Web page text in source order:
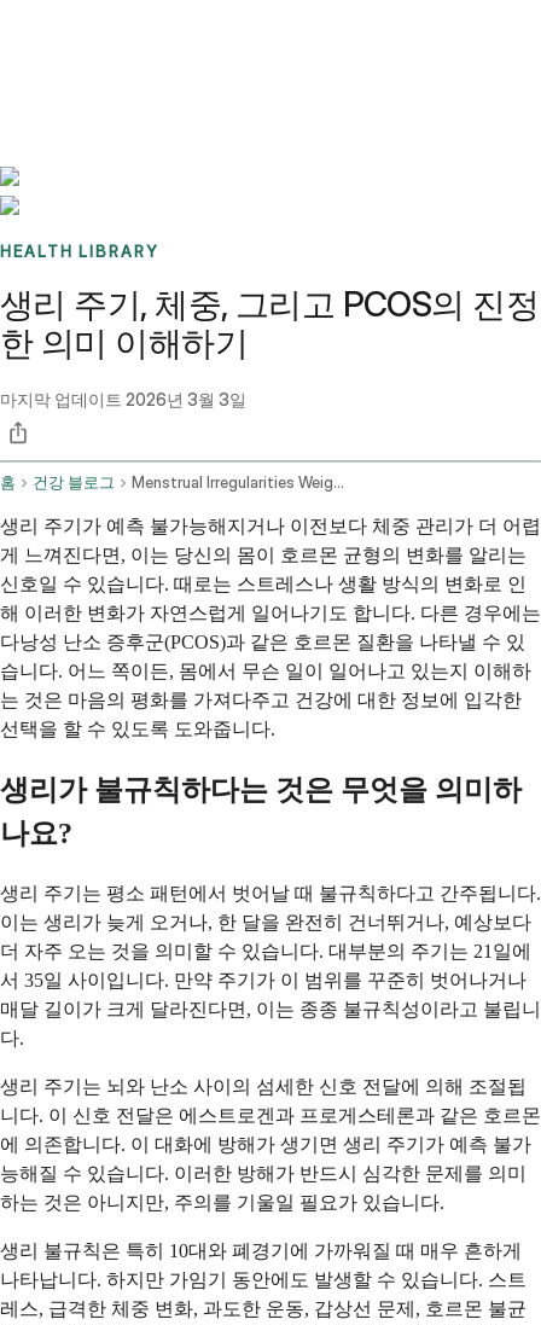
HEALTH LIBRARY
생리 주기, 체중, 그리고 PCOS의 진정
한 의미 이해하기
마지막 업데이트 2026년 3월 3일
홈 건강 블로그 Menstrual Irregularities Weight Concerns And Pcos Symptoms
생리 주기가 예측 불가능해지거나 이전보다 체중 관리가 더 어렵
게 느껴진다면, 이는 당신의 몸이 호르몬 균형의 변화를 알리는
신호일 수 있습니다. 때로는 스트레스나 생활 방식의 변화로 인
해 이러한 변화가 자연스럽게 일어나기도 합니다. 다른 경우에는
다낭성 난소 증후군(PCOS)과 같은 호르몬 질환을 나타낼 수 있
습니다. 어느 쪽이든, 몸에서 무슨 일이 일어나고 있는지 이해하
는 것은 마음의 평화를 가져다주고 건강에 대한 정보에 입각한
선택을 할 수 있도록 도와줍니다.
생리가 불규칙하다는 것은 무엇을 의미하
나요?
생리 주기는 평소 패턴에서 벗어날 때 불규칙하다고 간주됩니다.
이는 생리가 늦게 오거나, 한 달을 완전히 건너뛰거나, 예상보다
더 자주 오는 것을 의미할 수 있습니다. 대부분의 주기는 21일에
서 35일 사이입니다. 만약 주기가 이 범위를 꾸준히 벗어나거나
매달 길이가 크게 달라진다면, 이는 종종 불규칙성이라고 불립니
다.
생리 주기는 뇌와 난소 사이의 섬세한 신호 전달에 의해 조절됩
니다. 이 신호 전달은 에스트로겐과 프로게스테론과 같은 호르몬
에 의존합니다. 이 대화에 방해가 생기면 생리 주기가 예측 불가
능해질 수 있습니다. 이러한 방해가 반드시 심각한 문제를 의미
하는 것은 아니지만, 주의를 기울일 필요가 있습니다.
생리 불규칙은 특히 10대와 폐경기에 가까워질 때 매우 흔하게
나타납니다. 하지만 가임기 동안에도 발생할 수 있습니다. 스트
레스, 급격한 체중 변화, 과도한 운동, 갑상선 문제, 호르몬 불균